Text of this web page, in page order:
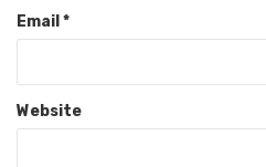
Email*
Website